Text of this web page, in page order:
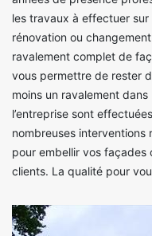
les travaux à effectuer
rénovation ou
ravalement complet de
vous permettre de rester
moins un ravalement
l’entreprise sont
nombreuses interventions
pour embellir vos façades
clients. La qualité pour